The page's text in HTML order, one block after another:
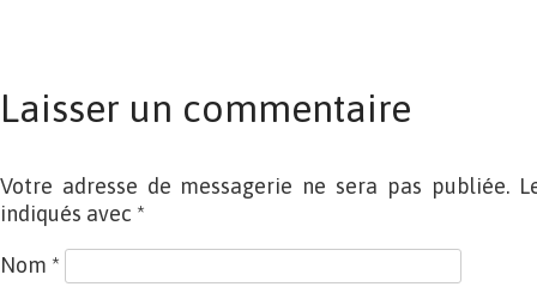
Laisser un commentaire
Votre adresse de messagerie ne sera pas publiée.
indiqués avec *
Nom *